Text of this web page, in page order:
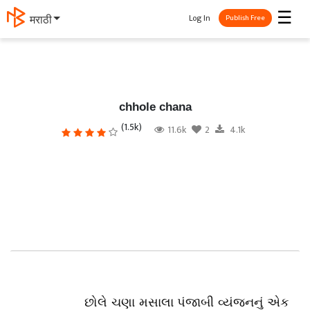
मराठी ☰
Log In Publish Free
chhole chana
(1.5k) 11.6k 2 4.1k
છોલે ચણા મસાલા પંજાબી વ્યંજનનું એક